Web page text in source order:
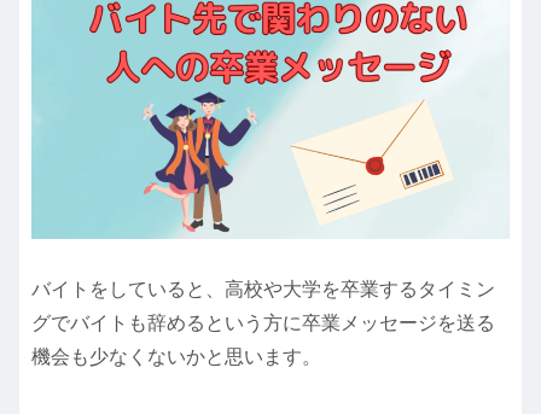
バイトをしていると、高校や大学を卒業するタイミン
グでバイトも辞めるという方に卒業メッセージを送る
機会も少なくないかと思います。